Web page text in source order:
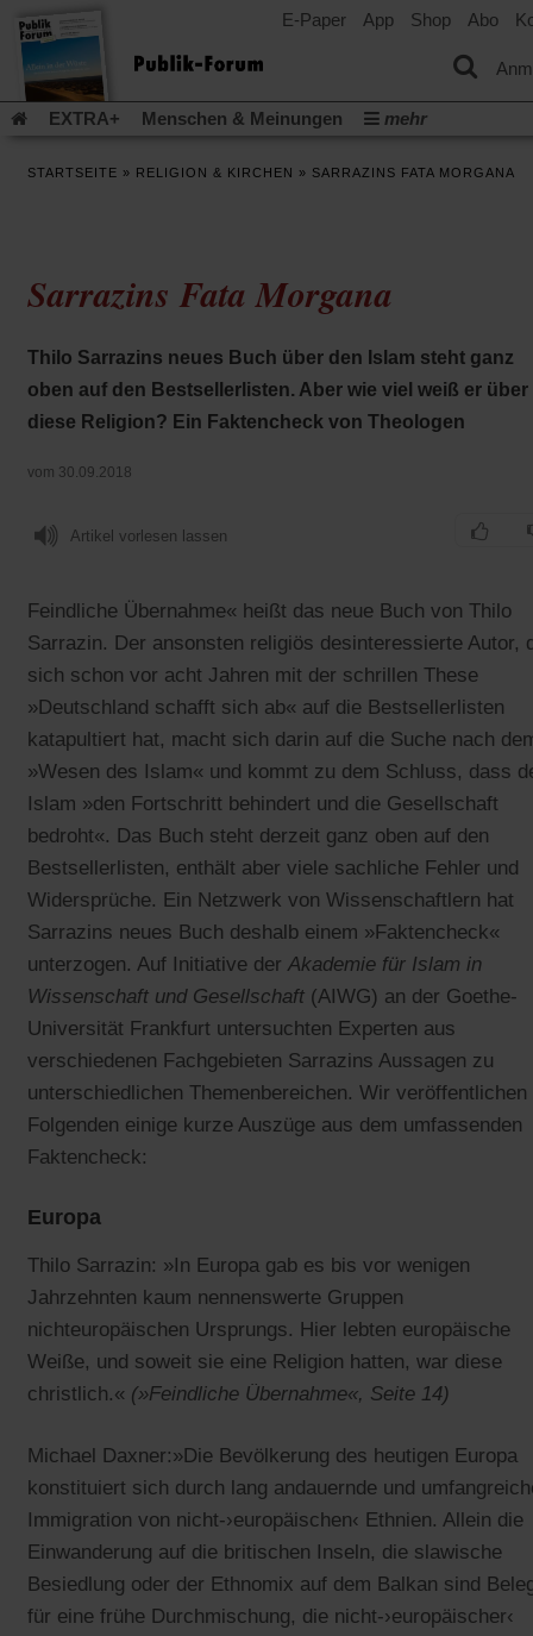
E-Paper App Shop Abo
EXTRA+ Menschen & Meinungen
mehr
Leserinitiative Publik-Forum e.V.
einem
neuen
Tab)
Gefährlicher Reichtum
einem
neuen
Tab)
Gleichberechtigung
Künstliche Intelligenz(Öffnet
einem
neuen
Was gibt
Krieg und Frieden(Öffnet
einem
Gott neu denken Krieg in der Ukraine
Flucht und Migration
Video-Podcast »Veranstaltungen«
STARTSEITE » RELIGION & KIRCHEN » SARRAZINS FATA MORGANA
Sarrazins Fata Morgana
Thilo Sarrazins neues Buch über den Islam steht ganz
oben auf den Bestsellerlisten. Aber wie viel weiß er über
diese Religion? Ein Faktencheck von Theologen
vom 30.09.2018
Artikel vorlesen lassen
Feindliche Übernahme« heißt das neue Buch von Thilo
Sarrazin. Der ansonsten religiös desinteressierte Autor,
sich schon vor acht Jahren mit der schrillen These
»Deutschland schafft sich ab« auf die Bestsellerlisten
katapultiert hat, macht sich darin auf die Suche nach
»Wesen des Islam« und kommt zu dem Schluss, dass
Islam »den Fortschritt behindert und die Gesellschaft
bedroht«. Das Buch steht derzeit ganz oben auf den
Bestsellerlisten, enthält aber viele sachliche Fehler und
Widersprüche. Ein Netzwerk von Wissenschaftlern hat
Sarrazins neues Buch deshalb einem »Faktencheck«
unterzogen. Auf Initiative derAkademie für Islam in
Wissenschaft und Gesellschaft (AIWG) an der Goethe-
Universität Frankfurt untersuchten Experten aus
verschiedenen Fachgebieten Sarrazins Aussagen zu
unterschiedlichen Themenbereichen. Wir veröffentlichen
Folgenden einige kurze Auszüge aus dem umfassenden
Faktencheck:
Europa
Thilo Sarrazin: »In Europa gab es bis vor wenigen
Jahrzehnten kaum nennenswerte Gruppen
nichteuropäischen Ursprungs. Hier lebten europäische
Weiße, und soweit sie eine Religion hatten, war diese
christlich.« (»Feindliche Übernahme«, Seite 14)
Michael Daxner:»Die Bevölkerung des heutigen Europa
konstituiert sich durch lang andauernde und
Immigration von nicht-›europäischen‹ Ethnien. Allein die
Einwanderung auf die britischen Inseln, die slawische
Besiedlung oder der Ethnomix auf dem Balkan sind
für eine frühe Durchmischung, die nicht-›europäischer‹